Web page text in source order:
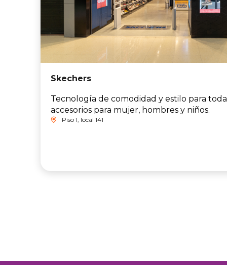
Skechers
Tecnología de comodidad y estilo para
accesorios para mujer, hombres y niños.
Piso 1, local 141